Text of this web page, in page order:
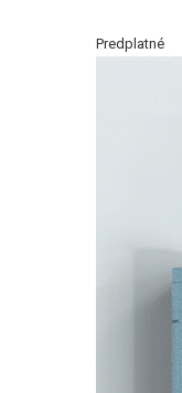
Predplatné